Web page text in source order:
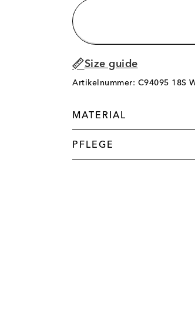
Size guide
Artikelnummer: C94095 18S
MATERIAL
PFLEGE